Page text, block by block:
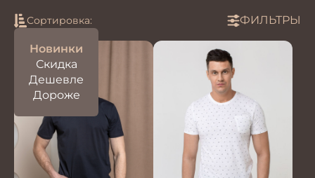
Сортировка:
Новинки
Скидка
Дешевле
Дороже
ФИЛЬТРЫ